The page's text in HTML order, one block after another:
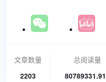
文章数量
2203
总阅读量